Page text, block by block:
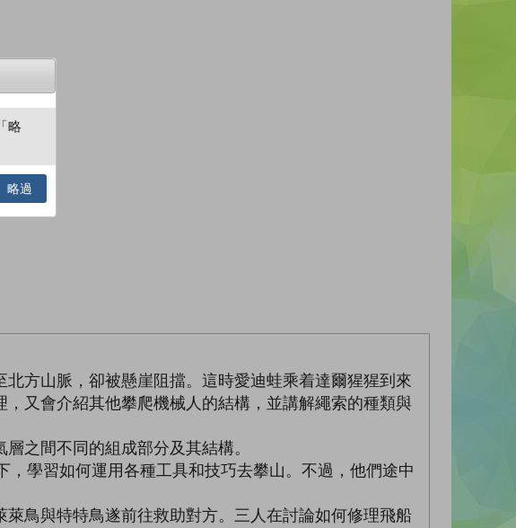
方山脈，卻被懸崖阻擋。這時愛迪蛙乘着達爾猩猩到來
又會介紹其他攀爬機械人的結構，並講解繩索的種類與
之間不同的組成部分及其結構。
學習如何運用各種工具和技巧去攀山。不過，他們途中
鳥與特特鳥遂前往救助對方。三人在討論如何修理飛船
略
略過